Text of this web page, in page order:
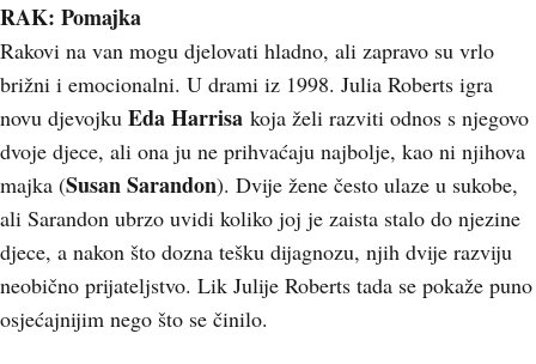
RAK: Pomajka
Rakovi na van mogu djelovati hladno, ali zapravo su vrlo
brižni i emocionalni. U drami iz 1998. Julia Roberts igra
novu djevojku Eda Harrisa koja želi razviti odnos s njegovo
dvoje djece, ali ona ju ne prihvaćaju najbolje, kao ni njihova
majka (Susan Sarandon). Dvije žene često ulaze u sukobe,
ali Sarandon ubrzo uvidi koliko joj je zaista stalo do njezine
djece, a nakon što dozna tešku dijagnozu, njih dvije razviju
neobično prijateljstvo. Lik Julije Roberts tada se pokaže puno
osjećajnijim nego što se činilo.